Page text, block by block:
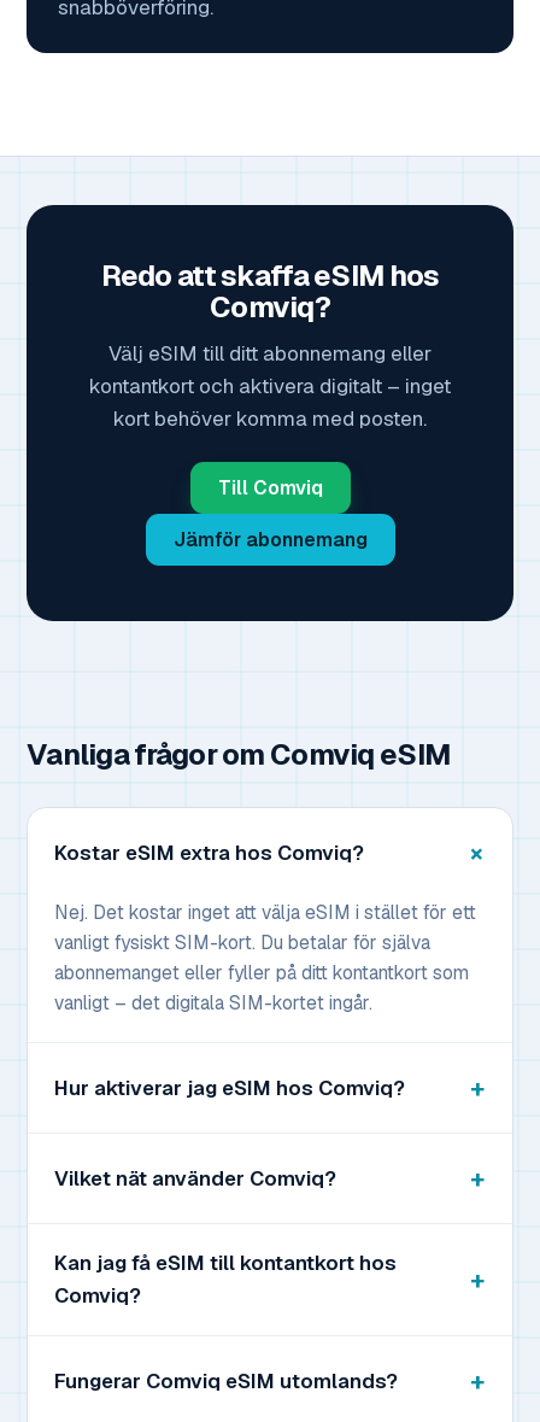
snabböverföring.
Redo att skaffa eSIM hos
Comviq?
Välj eSIM till ditt abonnemang eller
kontantkort och aktivera digitalt – inget
kort behöver komma med posten.
Till Comviq
Jämför abonnemang
Vanliga frågor om Comviq eSIM
Kostar eSIM extra hos Comviq?
Nej. Det kostar inget att välja eSIM i stället för ett
vanligt fysiskt SIM-kort. Du betalar för själva
abonnemanget eller fyller på ditt kontantkort som
vanligt – det digitala SIM-kortet ingår.
Hur aktiverar jag eSIM hos Comviq?
Vilket nät använder Comviq?
Kan jag få eSIM till kontantkort hos
Comviq?
Fungerar Comviq eSIM utomlands?